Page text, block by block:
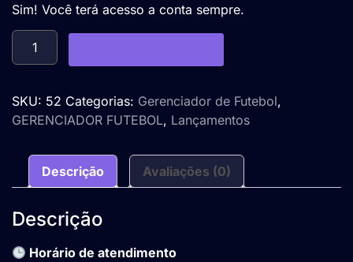
Sim! Você terá acesso a conta sempre.
SKU: 52 Categorias: Gerenciador de Futebol,
GERENCIADOR FUTEBOL, Lançamentos
Descrição Avaliações (0)
Descrição
Horário de atendimento